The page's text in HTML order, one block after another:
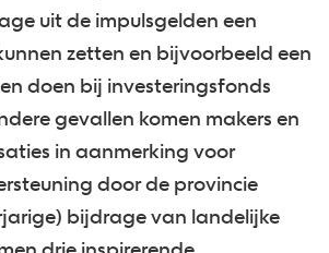
uit de impulsgelden een
zetten en bijvoorbeeld een
doen bij investeringsfonds
gevallen komen makers en
in aanmerking voor
door de provincie
bijdrage van landelijke